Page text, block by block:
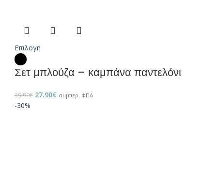
Επιλογή
Σετ μπλούζα – καμπάνα παντελόνι
39.90€ 27.90€ συμπερ. ΦΠΑ
-30%